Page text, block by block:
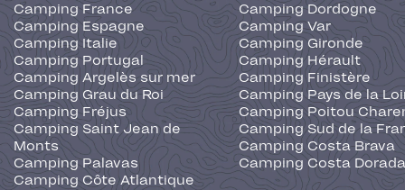
Camping France
Camping Espagne
Camping Italie
Camping Portugal
Camping Argelès sur mer
Camping Grau du Roi
Camping Fréjus
Camping Saint Jean de
Monts
Camping Palavas
Camping Côte Atlantique
Camping Dordogne
Camping Var
Camping Gironde
Camping Hérault
Camping Finistère
Camping Pays de la
Camping Poitou
Camping Sud de la
Camping Costa Brava
Camping Costa Dorada